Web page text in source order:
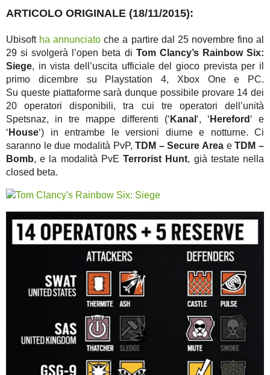
ARTICOLO ORIGINALE (18/11/2015):
Ubisoft ha annunciato che a partire dal 25 novembre fino al
29 si svolgerà l’open beta di Tom Clancy’s Rainbow Six:
Siege, in vista dell’uscita ufficiale del gioco prevista per il
primo dicembre su Playstation 4, Xbox One e PC.
Su queste piattaforme sarà dunque possibile provare 14 dei
20 operatori disponibili, tra cui tre operatori dell’unità
Spetsnaz, in tre mappe differenti (‘ Kanal ‘, ‘ Hereford ‘ e
‘ House‘) in entrambe le versioni diurne e notturne. Ci
saranno le due modalità PvP,TDM – Secure Area eTDM –
Bomb, e la modalità PvETerrorist Hunt, già testate nella
closed beta.